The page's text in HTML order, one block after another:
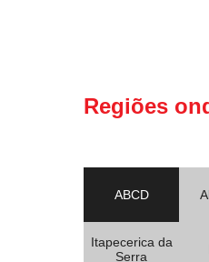
Regiões
ABCD
Itapecerica da
Serra